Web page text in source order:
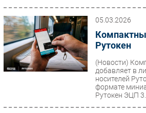
ПО
Outsourcing
Кадры
Регулирование
Финансы
Инновации
05.03.2026
Рутокен
(Новости)
добавляет в
носителей
формате
Рутокен ЭЦП